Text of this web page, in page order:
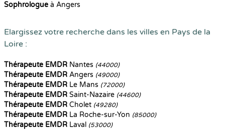
Sophrologue à Angers
Elargissez votre recherche dans les villes en Pays de la
Loire :
Thérapeute EMDR Nantes (44000)
Thérapeute EMDR Angers (49000)
Thérapeute EMDR Le Mans (72000)
Thérapeute EMDR Saint-Nazaire (44600)
Thérapeute EMDR Cholet (49280)
Thérapeute EMDR La Roche-sur-Yon (85000)
Thérapeute EMDR Laval (53000)